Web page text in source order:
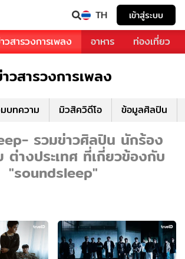
TH เข้าสู่ระบบ
วสารวงการเพลง อาหาร ท่องเที่ยว
วสารวงการเพลง
บทความ มิวสิควิดีโอ ข้อมูลศิลปิน
รวมข่าวศิลปิน นักร้อง
ต่างประเทศ ที่เกี่ยวข้องกับ
"soundsleep"